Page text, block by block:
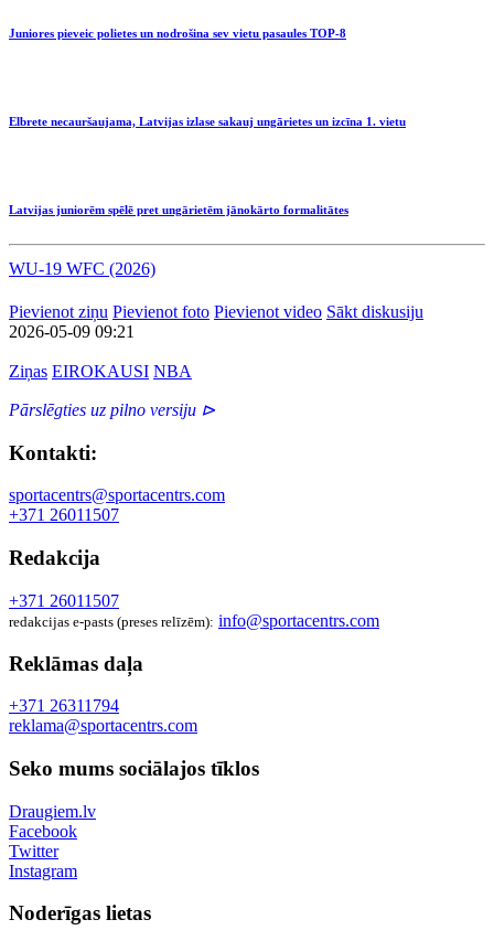
Juniores pieveic polietes un nodrošina sev vietu pasaules TOP-8
Elbrete necauršaujama, Latvijas izlase sakauj ungārietes un izcīna 1. vietu
Latvijas juniorēm spēlē pret ungārietēm jānokārto formalitātes
WU-19 WFC (2026)
Pievienot ziņu Pievienot foto Pievienot video Sākt diskusiju
2026-05-09 09:21
Ziņas EIROKAUSI NBA
Pārslēgties uz pilno versiju ⊳
Kontakti:
sportacentrs@sportacentrs.com
+371 26011507
Redakcija
+371 26011507
redakcijas e-pasts (preses relīzēm): info@sportacentrs.com
Reklāmas daļa
+371 26311794
reklama@sportacentrs.com
Seko mums sociālajos tīklos
Draugiem.lv
Facebook
Twitter
Instagram
Noderīgas lietas